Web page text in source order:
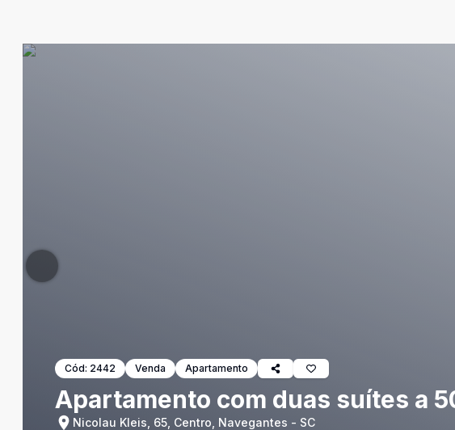
Cód: 2442 Venda Apartamento
Apartamento com duas suítes a
Nicolau Kleis, 65, Centro, Navegantes - SC